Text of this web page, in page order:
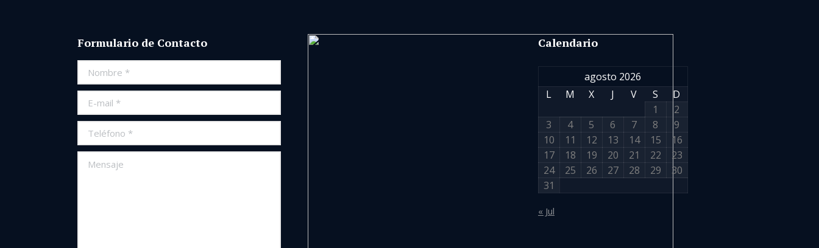
Formulario de Contacto
Nombre *
E-mail *
Teléfono *
Mensaje
Calendario
agosto 2026
L
M X J V S
D
1
2
3
4 5 6 7 8
9
10
11 12 13 14 15
16
17
18 19 20 21 22
23
24
25 26 27 28 29
30
31
« Jul